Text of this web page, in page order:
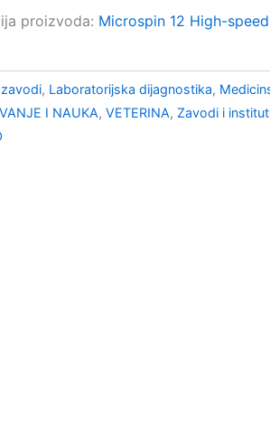
proizvoda: Microspin 12 High-
, Laboratorijska dijagnostika,
I NAUKA, VETERINA, Zavodi i